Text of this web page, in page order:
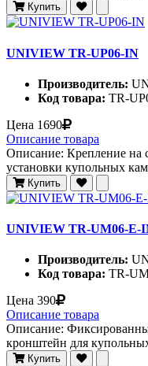
Купить
UNIVIEW TR-UP06-IN
Производитель:
Код товара: TR-
Цена 1690
Описание товара
Описание: Крепление на
установки купольных
Купить
UNIVIEW TR-UM06-E-
Производитель:
Код товара: TR-
Цена 390
Описание товара
Описание:
кронштейн для
Купить